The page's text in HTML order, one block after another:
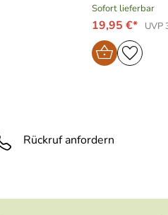
Sofort lieferbar
19,95 €* UVP
Rückruf anfordern